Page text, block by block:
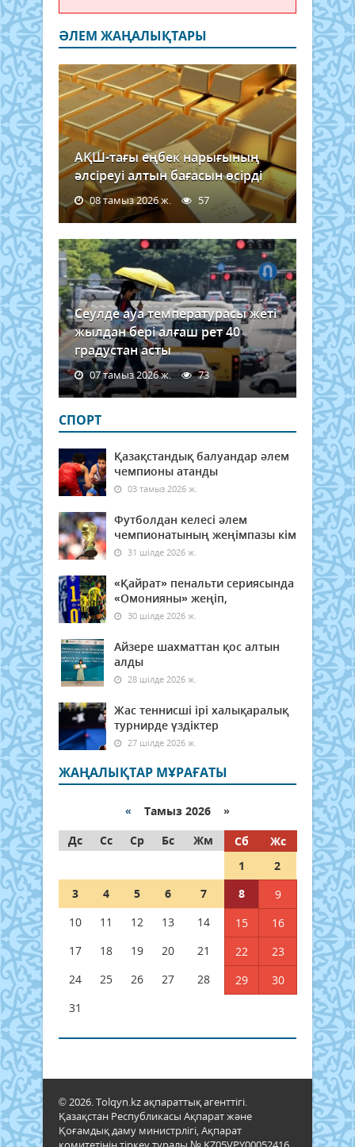
ӘЛЕМ ЖАҢАЛЫҚТАРЫ
АҚШ-тағы еңбек нарығының
әлсіреуі алтын бағасын өсірді
08 тамыз 2026 ж. 57
Сеулде ауа температурасы жеті
жылдан бері алғаш рет 40
градустан асты
07 тамыз 2026 ж. 73
СПОРТ
Қазақстандық балуандар әлем
чемпионы атанды
03 тамыз 2026 ж.
Футболдан келесі әлем
чемпионатының жеңімпазы кім
31 шілде 2026 ж.
«Қайрат» пенальти сериясында
«Омонияны» жеңіп,
30 шілде 2026 ж.
Айзере шахматтан қос алтын
алды
28 шілде 2026 ж.
Жас теннисші ірі халықаралық
турнирде үздіктер
27 шілде 2026 ж.
ЖАҢАЛЫҚТАР МҰРАҒАТЫ
« Тамыз 2026 »
Дс
Сс Ср Бс Жм Сб
Жс
1
2
3
4 5 6 7 8
9
10
11 12 13 14 15
16
17
18 19 20 21 22
23
24
25 26 27 28 29
30
31
© 2026. Tolqyn.kz ақпараттық агенттігі.
Қазақстан Республикасы Ақпарат және
Қоғамдық даму министрлігі, Ақпарат